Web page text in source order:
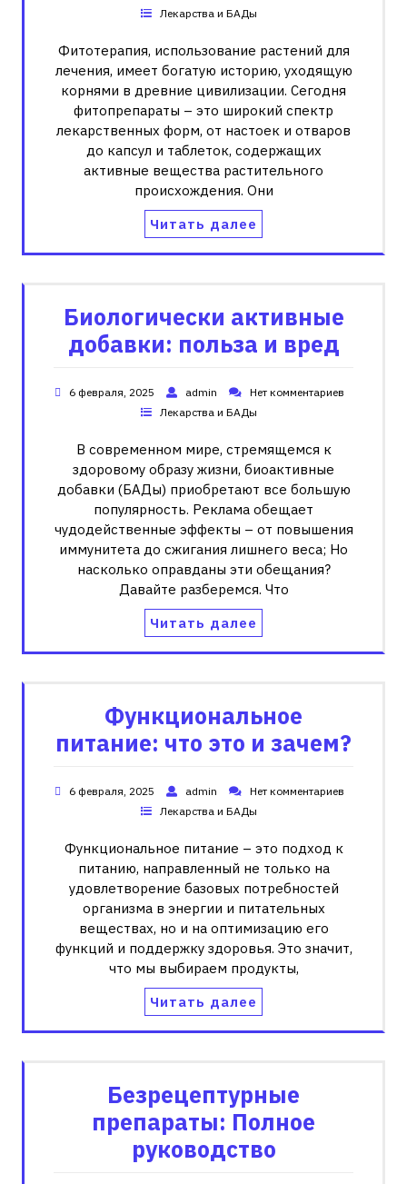
Лекарства и БАДы
Фитотерапия‚ использование растений для
лечения‚ имеет богатую историю‚ уходящую
корнями в древние цивилизации. Сегодня
фитопрепараты – это широкий спектр
лекарственных форм‚ от настоек и отваров
до капсул и таблеток‚ содержащих
активные вещества растительного
происхождения. Они
Читать далее
Биологически активные
добавки: польза и вред
6 февраля, 2025 admin
Нет комментариев
Лекарства и БАДы
В современном мире‚ стремящемся к
здоровому образу жизни‚ биоактивные
добавки (БАДы) приобретают все большую
популярность. Реклама обещает
чудодейственные эффекты – от повышения
иммунитета до сжигания лишнего веса; Но
насколько оправданы эти обещания?
Давайте разберемся. Что
Читать далее
Функциональное
питание: что это и зачем?
6 февраля, 2025 admin
Нет комментариев
Лекарства и БАДы
Функциональное питание – это подход к
питанию, направленный не только на
удовлетворение базовых потребностей
организма в энергии и питательных
веществах, но и на оптимизацию его
функций и поддержку здоровья. Это значит,
что мы выбираем продукты,
Читать далее
Безрецептурные
препараты: Полное
руководство